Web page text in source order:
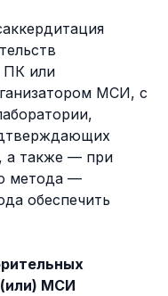
ПК или
МСИ, с
а также — при
метода —
обеспечить
(или) МСИ